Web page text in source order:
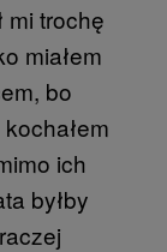
mi trochę
miałem
bo
ich
byłby